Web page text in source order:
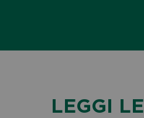
LEGGI